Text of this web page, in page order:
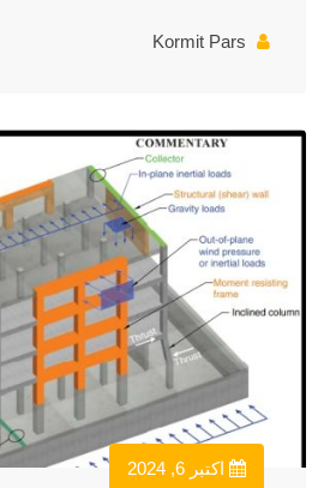
Kormit Pars
اکتبر 6, 2024